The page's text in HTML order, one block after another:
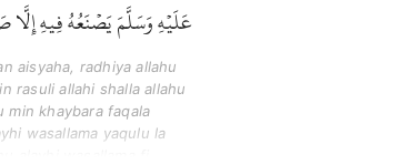
عَلَيْهِ وَسَلَّمَ يَصْنَعُهُ فِيهِ إِلَّا
aisyaha, radhiya allahu
rasuli allahi shalla allahu
min khaybara faqala
wasallama yaqulu la